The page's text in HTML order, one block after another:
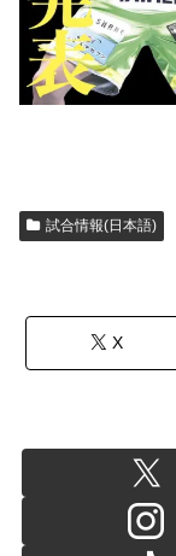
試合情報(日本語)
X